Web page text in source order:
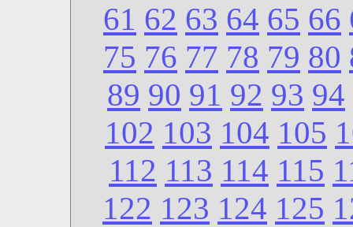
61 62 63 64 65 66
75 76 77 78 79 80
89 90 91 92 93 94
102 103 104 105
112 113 114 115
122 123 124 125